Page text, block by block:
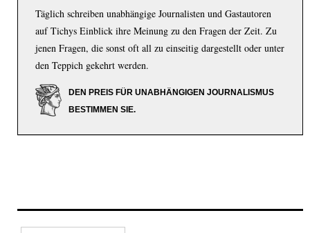
Täglich schreiben unabhängige Journalisten und Gastautoren
auf Tichys Einblick ihre Meinung zu den Fragen der Zeit. Zu
jenen Fragen, die sonst oft all zu einseitig dargestellt oder unter
den Teppich gekehrt werden.
DEN PREIS FÜR UNABHÄNGIGEN JOURNALISMUS
BESTIMMEN SIE.